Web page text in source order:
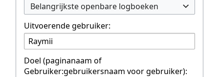
Belangrijkste openbare logboeken
Uitvoerende gebruiker:
Doel (paginanaam of
Gebruiker:gebruikersnaam voor gebruiker):